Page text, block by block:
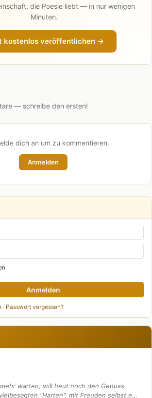
die Poesie liebt — in nur wenigen
Minuten.
kostenlos veröffentlichen →
— schreibe den ersten!
dich an um zu kommentieren.
Anmelden
Anmelden
· Passwort vergessen?
warten, will heut noch den Genuss
"Harten", mit Freuden selbst e…